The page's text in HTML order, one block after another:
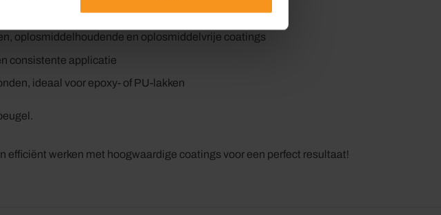
oplosmiddelhoudende en oplosmiddelvrije coatings
consistente applicatie
ideaal voor epoxy- of PU-lakken
efficiënt werken met hoogwaardige coatings voor een perfect resultaat!